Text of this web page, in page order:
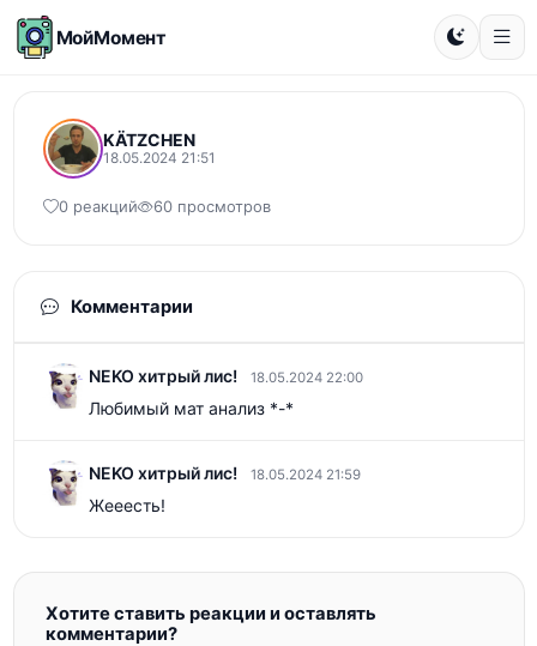
МойМомент
KÄTZCHEN
18.05.2024 21:51
0 реакций 60 просмотров
Комментарии
NEKO хитрый лис! 18.05.2024 22:00
Любимый мат анализ *-*
NEKO хитрый лис! 18.05.2024 21:59
Жееесть!
Хотите ставить реакции и оставлять
комментарии?